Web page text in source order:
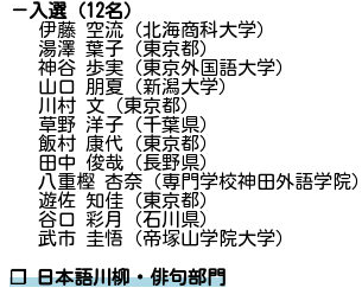
－入選（12名）
伊藤 空流（北海商科大学）
湯澤 葉子（東京都）
神谷 歩実（東京外国語大学）
山口 朋夏（新潟大学）
川村 文（東京都）
草野 洋子（千葉県）
飯村 康代（東京都）
田中 俊哉（長野県）
八重樫 杏奈（専門学校神田外語学院）
遊佐 知佳（東京都）
谷口 彩月（石川県）
武市 圭悟（帝塚山学院大学）
❐ 日本語川柳・俳句部門